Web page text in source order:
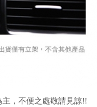
，不便之處敬請見諒!!